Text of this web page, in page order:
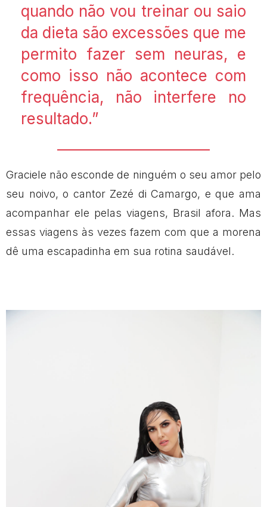
quando não vou treinar ou saio
da dieta são excessões que me
permito fazer sem neuras, e
como isso não acontece com
frequência, não interfere no
resultado.”
Graciele não esconde de ninguém o seu amor pelo
seu noivo, o cantor Zezé di Camargo, e que ama
acompanhar ele pelas viagens, Brasil afora. Mas
essas viagens às vezes fazem com que a morena
dê uma escapadinha em sua rotina saudável.